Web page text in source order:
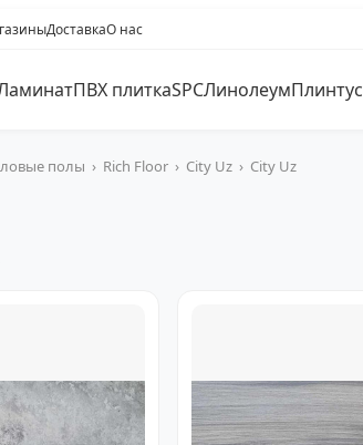
ДоставкаО нас
ПВХ плиткаSPCЛинолеумПлинтус
полы › Rich Floor › City Uz › City Uz